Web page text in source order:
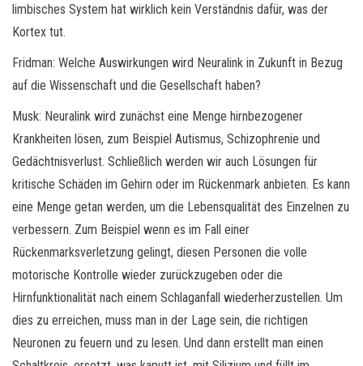
limbisches System hat wirklich kein Verständnis dafür, was der
Kortex tut.
Fridman: Welche Auswirkungen wird Neuralink in Zukunft in Bezug
auf die Wissenschaft und die Gesellschaft haben?
Musk: Neuralink wird zunächst eine Menge hirnbezogener
Krankheiten lösen, zum Beispiel Autismus, Schizophrenie und
Gedächtnisverlust. Schließlich werden wir auch Lösungen für
kritische Schäden im Gehirn oder im Rückenmark anbieten. Es kann
eine Menge getan werden, um die Lebensqualität des Einzelnen zu
verbessern. Zum Beispiel wenn es im Fall einer
Rückenmarksverletzung gelingt, diesen Personen die volle
motorische Kontrolle wieder zurückzugeben oder die
Hirnfunktionalität nach einem Schlaganfall wiederherzustellen. Um
dies zu erreichen, muss man in der Lage sein, die richtigen
Neuronen zu feuern und zu lesen. Und dann erstellt man einen